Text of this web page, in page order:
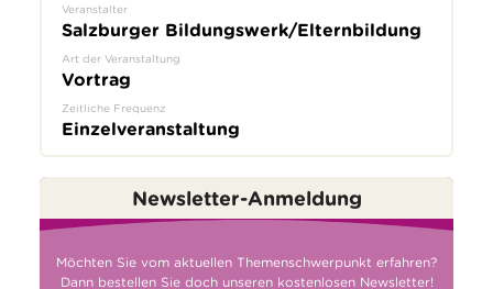
Veranstalter
Salzburger Bildungswerk/Elternbildung
Art der Veranstaltung
Vortrag
Zeitliche Frequenz
Einzelveranstaltung
Newsletter-Anmeldung
Möchten Sie vom aktuellen Themenschwerpunkt erfahren?
Dann bestellen Sie doch unseren kostenlosen Newsletter!